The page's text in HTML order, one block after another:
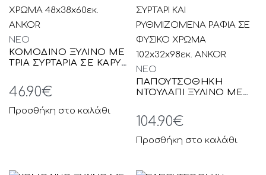
NEO
ΚΟΜΟΔΙΝΟ ΞΥΛΙΝΟ ΜΕ
ΤΡΙΑ ΣΥΡΤΑΡΙΑ ΣΕ ΚΑΡΥΔΙ
ANKOR
46.90€
Προσθήκη στο καλάθι
NEO
ΠΑΠΟΥΤΣΟΘΗΚΗ
ΝΤΟΥΛΑΠΙ ΞΥΛΙΝΟ ΜΕ
ΡΥΘΜΙΖΟΜΕΝΑ ΡΑΦΙΑ
ΣΕ ΦΥΣΙΚΟ ΧΡΩΜΑ
102x32x98εκ. ANKOR
104.90€
Προσθήκη στο καλάθι